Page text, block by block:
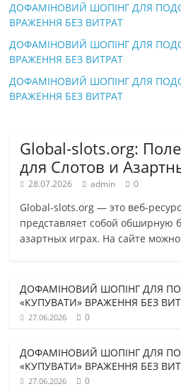
ДОФАМІНОВИЙ ШОПІНГ ДЛЯ
ВРАЖЕННЯ БЕЗ ВИТРАТ
ДОФАМІНОВИЙ ШОПІНГ ДЛЯ
ВРАЖЕННЯ БЕЗ ВИТРАТ
ДОФАМІНОВИЙ ШОПІНГ ДЛЯ
ВРАЖЕННЯ БЕЗ ВИТРАТ
Global-slots.org:
для Слотов и
28.07.2026 admin 0
Global-slots.org — это веб-
представляет собой обширную
азартных играх. На сайте
ДОФАМІНОВИЙ ШОПІНГ ДЛЯ
«КУПУВАТИ» ВРАЖЕННЯ БЕЗ
27.06.2026 0
ДОФАМІНОВИЙ ШОПІНГ ДЛЯ
«КУПУВАТИ» ВРАЖЕННЯ БЕЗ
27.06.2026 0